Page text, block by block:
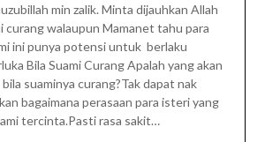
min zalik. Minta dijauhkan Allah
curang walaupun Mamanet tahu para
ini punya potensi untuk berlaku
Bila Suami Curang Apalah yang akan
suaminya curang?Tak dapat nak
bagaimana perasaan para isteri yang
tercinta.Pasti rasa sakit…